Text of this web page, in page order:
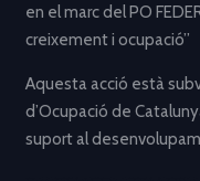
en el marc del PO
creixement i ocupació”
Aquesta acció està
d’Ocupació de
suport al